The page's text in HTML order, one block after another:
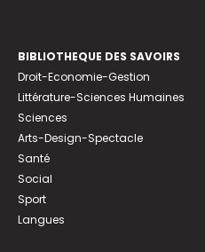
BIBLIOTHEQUE DES SAVOIRS
Droit-Economie-Gestion
Littérature-Sciences Humaines
Sciences
Arts-Design-Spectacle
Santé
Social
Sport
Langues